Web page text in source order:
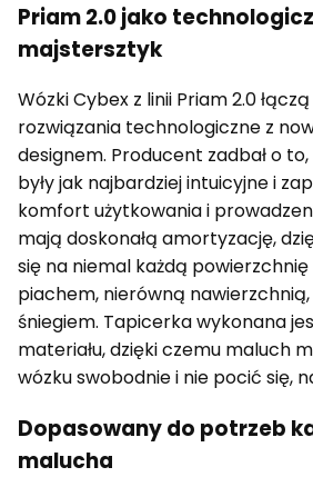
Priam 2.0 jako
majstersztyk
Wózki Cybex z linii Priam 2.0
rozwiązania technologiczne z
designem. Producent zadbał o
były jak najbardziej intuicyjne i
komfort użytkowania i
mają doskonałą amortyzację,
się na niemal każdą
piachem, nierówną
śniegiem. Tapicerka wykonana
materiału, dzięki czemu maluch
wózku swobodnie i nie pocić się,
Dopasowany do potrzeb
malucha